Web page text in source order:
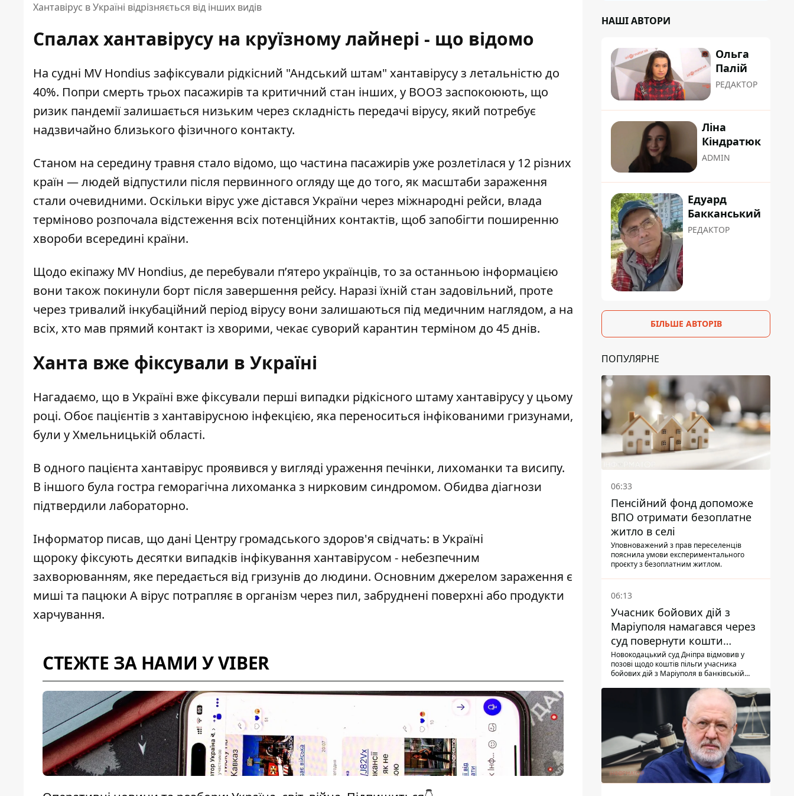
Хантавірус в Україні відрізняється від інших видів
Спалах хантавірусу на круїзному лайнері - що відомо
На судні MV Hondius зафіксували рідкісний "Андський штам" хантавірусуз летальністю до
40%. Попри смерть трьох пасажирів та критичний стан інших, у ВООЗ заспокоюють, що
ризик пандемії залишається низьким через складність передачі вірусу, який потребує
надзвичайно близького фізичного контакту.
Станом на середину травня стало відомо, що частина пасажирів уже розлетілася у 12 різних
країн — людей відпустили після первинного огляду ще до того, як масштаби зараження
стали очевидними. Оскільки вірус уже дістався України через міжнародні рейси, влада
терміново розпочала відстеження всіх потенційних контактів, щоб запобігти поширенню
хвороби всередині країни.
Щодо екіпажу MV Hondius, де перебували п’ятеро українців, то за останньою інформацією
вони також покинули борт після завершення рейсу. Наразі їхній стан задовільний, проте
через тривалий інкубаційний період вірусу вони залишаються під медичним наглядом, а на
всіх, хто мав прямий контакт із хворими, чекає суворий карантин терміном до 45 днів.
Ханта вже фіксували в Україні
Нагадаємо, що в Україні вже фіксували перші випадки рідкісного штаму хантавірусуу цьому
році. Обоє пацієнтів з хантавірусною інфекцією, яка переноситься інфікованими гризунами,
були у Хмельницькій області.
В одного пацієнта хантавірус проявився у вигляді ураження печінки, лихоманки та висипу.
В іншого була гостра геморагічна лихоманка з нирковим синдромом. Обидва діагнози
підтвердили лабораторно.
Інформатор писав, що дані Центру громадського здоров'я свідчать: в Україні
щороку фіксують десятки випадків інфікування хантавірусом - небезпечним
захворюванням, яке передається від гризунів до людини. Основним джерелом зараження є
миші та пацюки А вірус потрапляє в організм через пил, забруднені поверхні або продукти
харчування.
СТЕЖТЕ ЗА НАМИ У VIBER
НАШІ АВТОРИ
Ольга
Палій
РЕДАКТОР
Ліна
Кіндратюк
ADMIN
Едуард
Бакканський
РЕДАКТОР
БІЛЬШЕ АВТОРІВ
ПОПУЛЯРНЕ
06:33
Пенсійний фонд допоможе
ВПО отримати безоплатне
житло в селі
Уповноважений з прав переселенців
пояснила умови експериментального
проєкту з безоплатним житлом.
06:13
Учасник бойових дій з
Маріуполя намагався через
суд повернути кошти
субсидії з рахунку в
Ощадбанку - яким було
Новокодацький суд Дніпра відмовив у
позові щодо коштів пільги учасника
бойових дій з Маріуполя в банківській